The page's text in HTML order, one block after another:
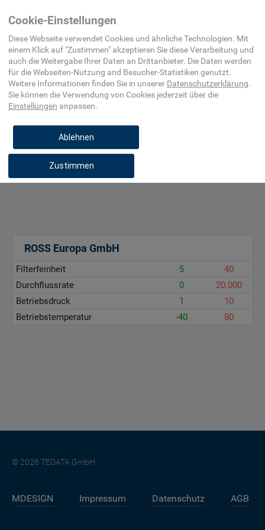
Automatisierungs- und
Prozessleittechnik
(Pneumatik)
Filterfeinheit, µm
Durchflussrate, l/min
Betriebsdruck, bar
ROSS Europa GmbH
Filterfeinheit 5
40
Durchflussrate
0
20.000
Betriebsdruck
1
10
Betriebstemperatur
-40 80
© 2026 TEDATA GmbH
MDESIGN Impressum Datenschutz AGB
Cookie-Einstellungen
Diese Webseite verwendet Cookies und ähnliche Technologien. Mit
einem Klick auf "Zustimmen" akzeptieren Sie diese Verarbeitung und
auch die Weitergabe Ihrer Daten an Drittanbieter. Die Daten werden
für dieWebseiten-Nutzung and Besucher-Statistiken genutzt.
Weitere Informationen finden Sie in unserer Datenschutzerklärung.
Sie können die Verwendung von Cookies jederzeit über die
Einstellungen anpassen.
Ablehnen
Zustimmen